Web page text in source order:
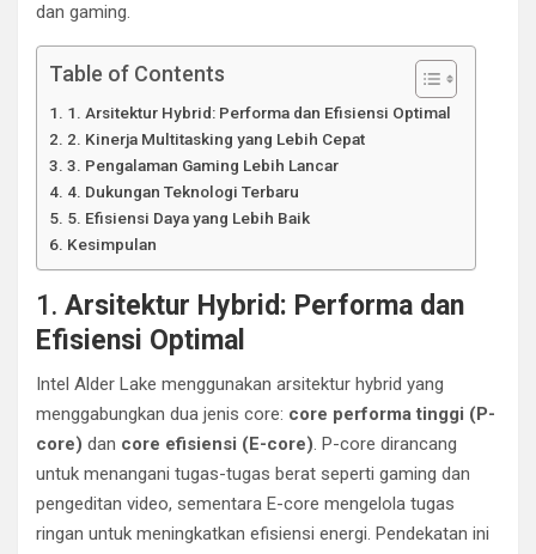
dan gaming.
Table of Contents
1. Arsitektur Hybrid: Performa dan Efisiensi Optimal
2. Kinerja Multitasking yang Lebih Cepat
3. Pengalaman Gaming Lebih Lancar
4. Dukungan Teknologi Terbaru
5. Efisiensi Daya yang Lebih Baik
Kesimpulan
1. Arsitektur Hybrid: Performa dan
Efisiensi Optimal
Intel Alder Lake menggunakan arsitektur hybrid yang
menggabungkan dua jenis core: core performa tinggi (P-
core) dan core efisiensi (E-core). P-core dirancang
untuk menangani tugas-tugas berat seperti gaming dan
pengeditan video, sementara E-core mengelola tugas
ringan untuk meningkatkan efisiensi energi. Pendekatan ini